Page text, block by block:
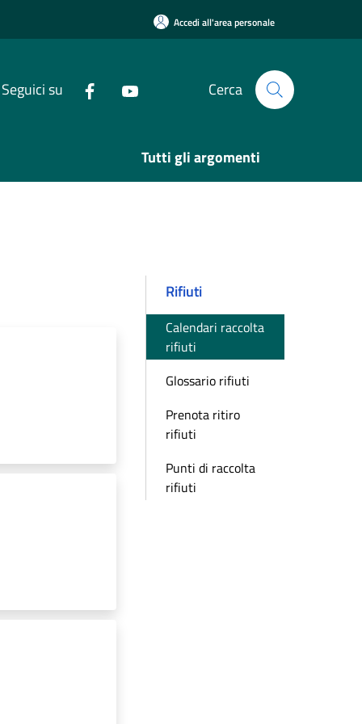
Accedi all'area personale
Seguici su Cerca
Tutti gli argomenti
Rifiuti
Calendari raccolta
rifiuti
Glossario rifiuti
Prenota ritiro
rifiuti
Punti di raccolta
rifiuti